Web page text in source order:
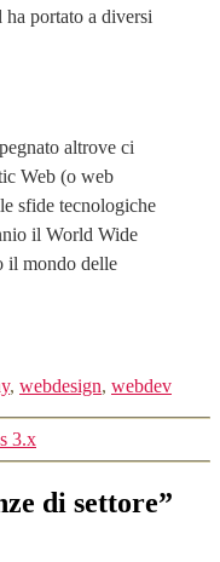
ha portato a diversi
altrove ci
Web (o web
sfide tecnologiche
il World Wide
il mondo delle
alle fonti di
, webdesign, webdev
3.x
di settore”